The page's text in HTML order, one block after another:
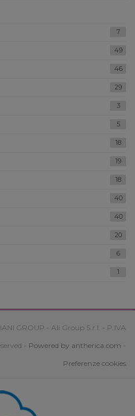
7
49
46
29
3
5
18
19
18
40
40
20
6
1
GROUP - Ali Group S.r.l. - P.IVA
- Powered by antherica.com -
Preferenze cookies